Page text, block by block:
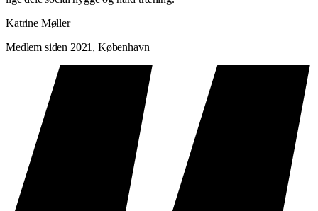
Katrine Møller
Medlem siden 2021, København